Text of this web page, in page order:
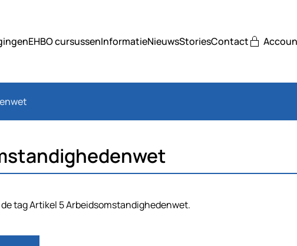
EHBO cursussenInformatieNieuwsStoriesContact
tag Artikel 5 Arbeidsomstandighedenwet.